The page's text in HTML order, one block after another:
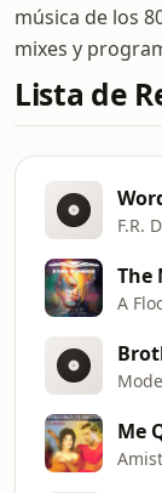
música de los
mixes y
Lista de
F.R.
A
Me